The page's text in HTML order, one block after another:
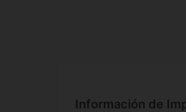
Información de